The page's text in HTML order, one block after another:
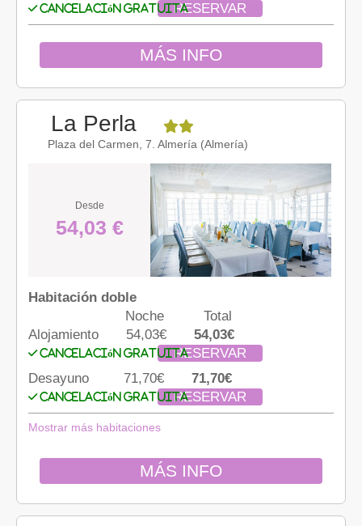
RESERVAR
Cancelación gratuita
MÁS INFO
La Perla
Plaza del Carmen, 7. Almería (Almería)
Desde
54,03 €
Habitación doble
Noche
Total
Alojamiento
54,03€
54,03€
RESERVAR
Cancelación gratuita
Desayuno 71,70€
71,70€
RESERVAR
Cancelación gratuita
Mostrar más habitaciones
MÁS INFO